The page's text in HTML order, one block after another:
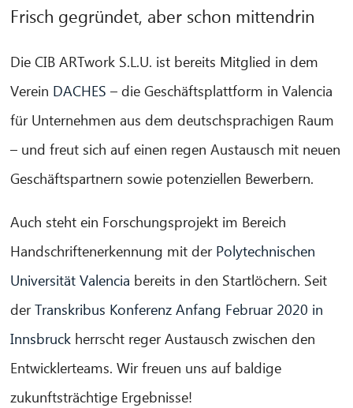
Frisch gegründet, aber schon mittendrin
Die CIB ARTwork S.L.U. ist bereits Mitglied in dem
Verein DACHES – die Geschäftsplattform in Valencia
für Unternehmen aus dem deutschsprachigen Raum
– und freut sich auf einen regen Austausch mit neuen
Geschäftspartnern sowie potenziellen Bewerbern.
Auch steht ein Forschungsprojekt im Bereich
Handschriftenerkennung mit der Polytechnischen
Universität Valencia bereits in den Startlöchern. Seit
derTranskribus Konferenz Anfang Februar 2020 in
Innsbruck herrscht reger Austausch zwischen den
Entwicklerteams. Wir freuen uns auf baldige
zukunftsträchtige Ergebnisse!
Hallo! Was kann ich für Sie tun?